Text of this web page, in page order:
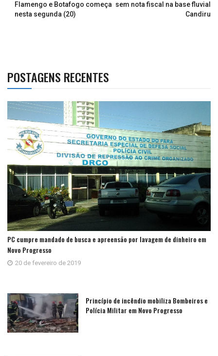
Flamengo e Botafogo começa
nesta segunda (20)
sem nota fiscal na base fluvial
Candiru
POSTAGENS RECENTES
PC cumpre mandado de busca e apreensão por lavagem de dinheiro em
Novo Progresso
20 de fevereiro de 2019
Princípio de incêndio mobiliza Bombeiros e
Polícia Militar em Novo Progresso